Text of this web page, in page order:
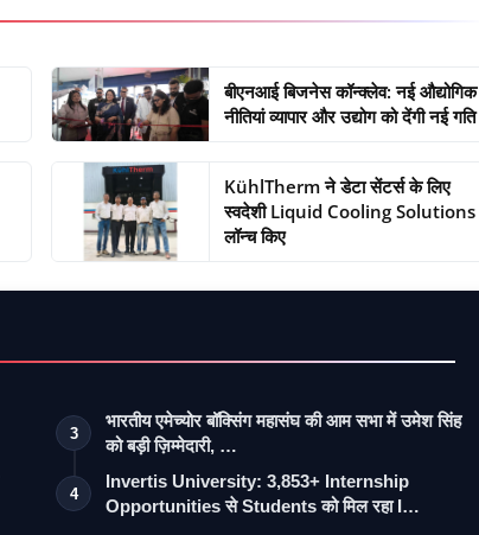
बीएनआई बिजनेस कॉन्क्लेव: नई औद्योगिक
नीतियां व्यापार और उद्योग को देंगी नई गति
KühlTherm ने डेटा सेंटर्स के लिए
स्वदेशी Liquid Cooling Solutions
लॉन्च किए
3
भारतीय एमेच्योर बॉक्सिंग महासंघ की आम सभा में उमेश सिंह
को बड़ी ज़िम्मेदारी, …
4
Invertis University: 3,853+ Internship
Opportunities से Students को मिल रहा I…